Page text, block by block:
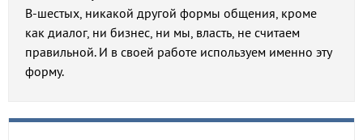
В-шестых, никакой другой формы общения, кроме
как диалог, ни бизнес, ни мы, власть, не считаем
правильной. И в своей работе используем именно эту
форму.